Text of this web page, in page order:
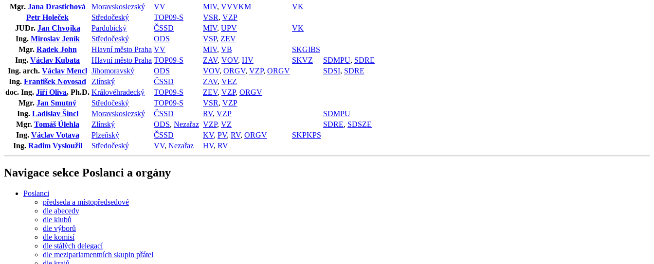
Mgr. Jana Drastichová Moravskoslezský VV MIV, VVVKM
VK
Petr Holeček
Středočeský TOP09-S VSR, VZP
JUDr. Jan Chvojka Pardubický ČSSD MIV, UPV
VK
Ing. Miroslav Jeník Středočeský ODS VSP, ZEV
Mgr. Radek John Hlavní město Praha VV MIV, VB
SKGIBS
Ing. Václav Kubata Hlavní město Praha TOP09-S ZAV, VOV, HV SKVZ SDMPU, SDRE
Ing. arch. Václav Mencl Jihomoravský ODS VOV, ORGV, VZP, ORGV SDSI, SDRE
Ing. František Novosad Zlínský ČSSD ZAV, VEZ
doc. Ing. Jiří Oliva, Ph.D. Královéhradecký TOP09-S ZEV, VZP, ORGV
Mgr. Jan Smutný Středočeský TOP09-S VSR, VZP
Ing. Ladislav Šincl Moravskoslezský ČSSD RV, VZP
SDMPU
Mgr. Tomáš Úlehla Zlínský ODS, Nezařaz VZP, VZ SDRE, SDSZE
Ing. Václav Votava Plzeňský ČSSD KV, PV, RV, ORGV
SKPKPS
Ing. Radim Vysloužil Středočeský VV, Nezařaz HV, RV
Navigace sekce Poslanci a orgány
Poslanci
předseda a místopředsedové
dle abecedy
dle klubů
dle výborů
dle komisí
dle stálých delegací
dle meziparlamentních skupin přátel